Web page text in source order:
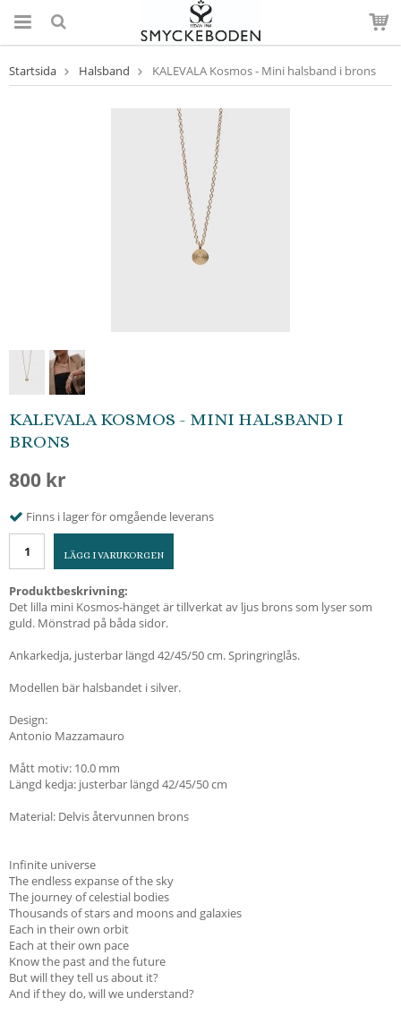
Startsida Halsband KALEVALA Kosmos - Mini halsband i brons
KALEVALA KOSMOS - MINI HALSBAND I
BRONS
800 kr
Finns i lager för omgående leverans
LÄGG I VARUKORGEN
Produktbeskrivning:
Det lilla mini Kosmos-hänget är tillverkat av ljus brons som lyser som
guld. Mönstrad på båda sidor.
Ankarkedja, justerbar längd 42/45/50 cm. Springringlås.
Modellen bär halsbandet i silver.
Design:
Antonio Mazzamauro
Mått motiv: 10.0 mm
Längd kedja: justerbar längd 42/45/50 cm
Material: Delvis återvunnen brons
Infinite universe
The endless expanse of the sky
The journey of celestial bodies
Thousands of stars and moons and galaxies
Each in their own orbit
Each at their own pace
Know the past and the future
But will they tell us about it?
And if they do, will we understand?